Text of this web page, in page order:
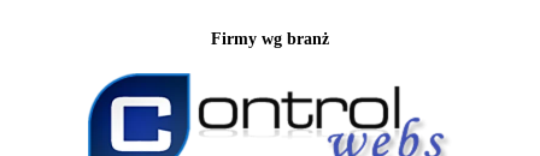
Firmy wg branż